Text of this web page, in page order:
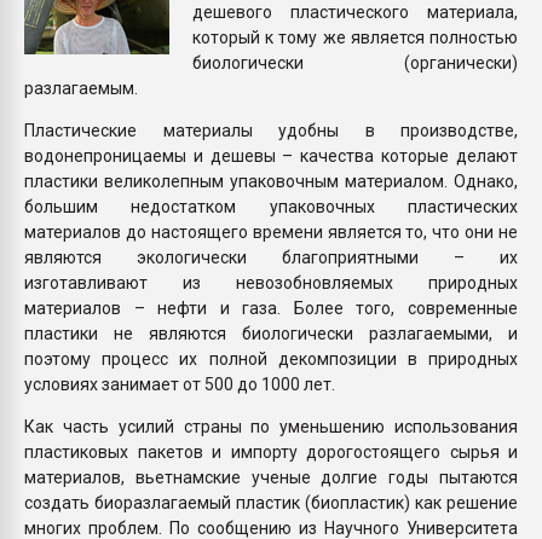
дешевого пластического материала,
который к тому же является полностью
биологически (органически)
разлагаемым.
Пластические материалы удобны в производстве,
водонепроницаемы и дешевы – качества которые делают
пластики великолепным упаковочным материалом. Однако,
большим недостатком упаковочных пластических
материалов до настоящего времени является то, что они не
являются экологически благоприятными – их
изготавливают из невозобновляемых природных
материалов – нефти и газа. Более того, современные
пластики не являются биологически разлагаемыми, и
поэтому процесс их полной декомпозиции в природных
условиях занимает от 500 до 1000 лет.
Как часть усилий страны по уменьшению использования
пластиковых пакетов и импорту дорогостоящего сырья и
материалов, вьетнамские ученые долгие годы пытаются
создать биоразлагаемый пластик (биопластик) как решение
многих проблем. По сообщению из Научного Университета